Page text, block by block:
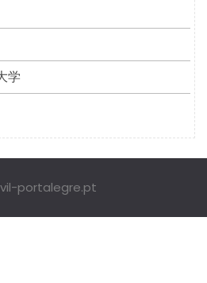
学
portalegre.pt